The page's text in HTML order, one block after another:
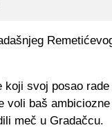
koji svoj posao rade
voli baš ambiciozne
meč u Gradačcu.